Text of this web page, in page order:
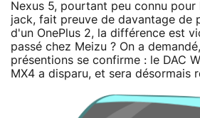
Nexus 5, pourtant peu connu
jack, fait preuve de davantage de
d'un OnePlus 2, la différence est
passé chez Meizu ? On a
présentions se confirme : le DAC
MX4 a disparu, et sera désormais